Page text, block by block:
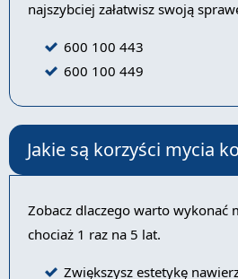
najszybciej załatwisz swoją
600 100 443
600 100 449
Jakie są korzyści mycia
Zobacz dlaczego warto wykonać
chociaż 1 raz na 5 lat.
Zwiększysz estetykę